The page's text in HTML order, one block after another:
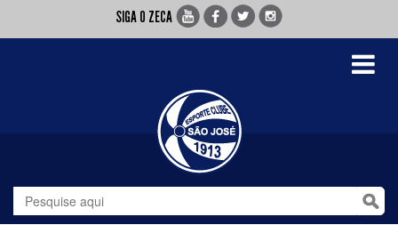
SIGA O ZECA
Toggle